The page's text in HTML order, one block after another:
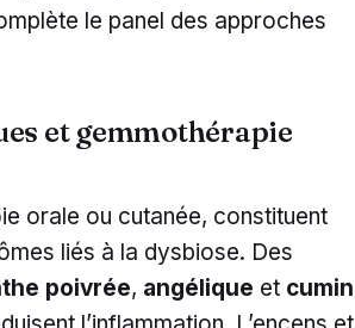
le panel des approches
et gemmothérapie
orale ou cutanée, constituent
liés à la dysbiose. Des
poivrée, angélique et cumin